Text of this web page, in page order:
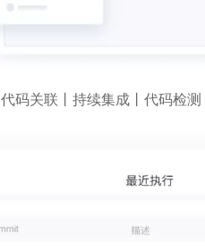
代码关联丨持续集成丨代码检